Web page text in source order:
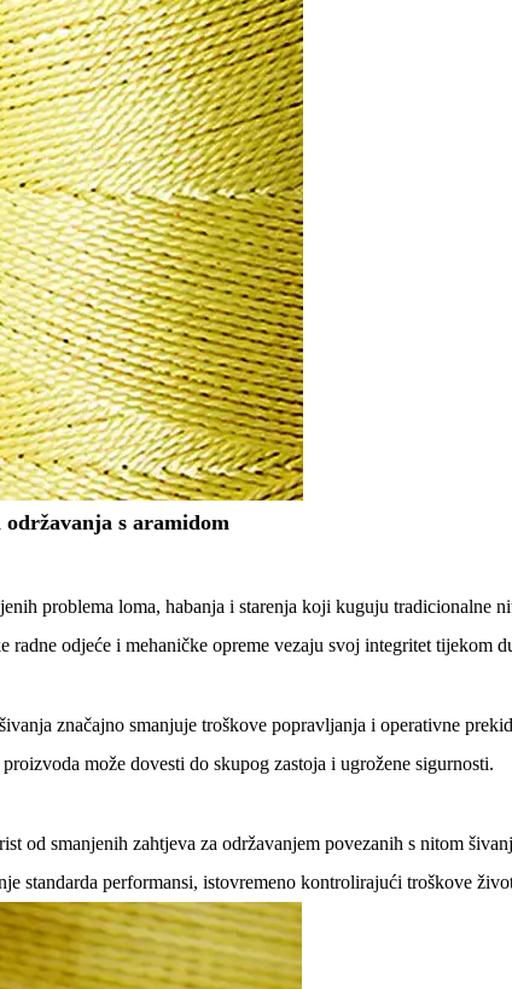
održavanja s aramidom
problema loma, habanja i starenja koji kuguju tradicionalne
odjeće i mehaničke opreme vezaju svoj integritet tijekom
značajno smanjuje troškove popravljanja i operativne
može dovesti do skupog zastoja i ugrožene sigurnosti.
od smanjenih zahtjeva za održavanjem povezanih s nitom
standarda performansi, istovremeno kontrolirajući troškove